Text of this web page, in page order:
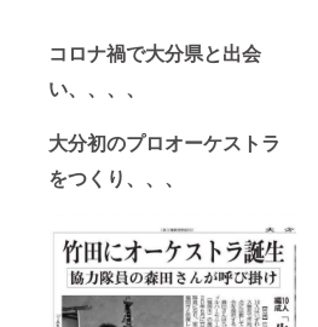
コロナ禍で大分県と出会
い、、、、
大分初のプロオーケストラ
をつくり、、、